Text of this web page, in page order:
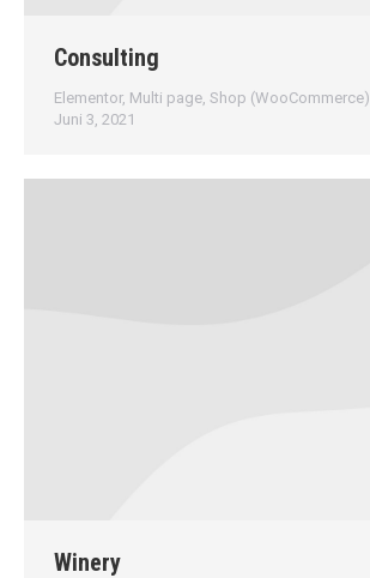
Consulting
Elementor, Multi page Shop (WooCommerce)
Juni 3, 2021
Winery